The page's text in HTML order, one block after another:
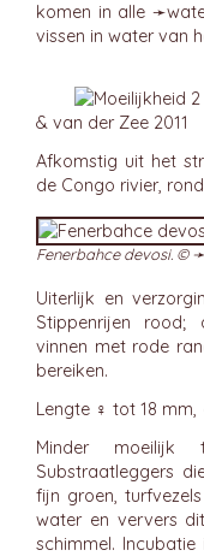
komen in alle ➛
vissen in water van
& van der Zee 2011
Afkomstig uit het
de Congo rivier,
Fenerbahce devosi. © ➛
Uiterlijk en
Stippenrijen rood;
vinnen met rode
bereiken.
Lengte ♀ tot 18
Minder
Substraatleggers
fijn groen,
water en ververs
schimmel.